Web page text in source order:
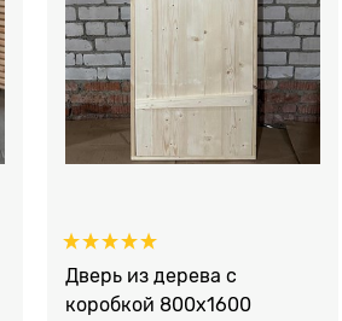
Дверь из дерева с
коробкой 800х1600